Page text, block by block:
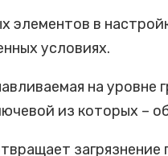
в
условиях.
на
из которых –